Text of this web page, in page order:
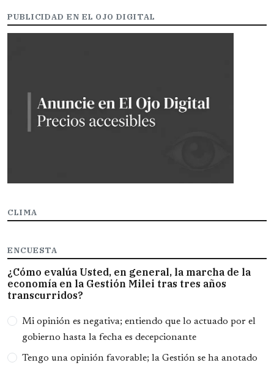
PUBLICIDAD EN EL OJO DIGITAL
CLIMA
ENCUESTA
¿Cómo evalúa Usted, en general, la marcha de la
economía en la Gestión Milei tras tres años
transcurridos?
Opciones
Mi opinión es negativa; entiendo que lo actuado por el
gobierno hasta la fecha es decepcionante
Tengo una opinión favorable; la Gestión se ha anotado